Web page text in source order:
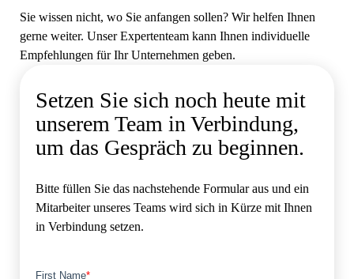
Sie wissen nicht, wo Sie anfangen sollen? Wir helfen Ihnen
gerne weiter. Unser Expertenteam kann Ihnen individuelle
Empfehlungen für Ihr Unternehmen geben.
Setzen Sie sich noch heute mit
unserem Team in Verbindung,
um das Gespräch zu beginnen.
Bitte füllen Sie das nachstehende Formular aus und ein
Mitarbeiter unseres Teams wird sich in Kürze mit Ihnen
in Verbindung setzen.